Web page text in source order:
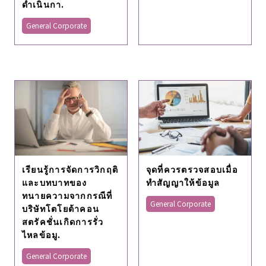
ดำเนินกา.
General Corporate
เรียนรู้การจัดการวิกฤติ
และบทบาทของ
ทนายความจากกรณีที่
บริษัทโตโยต้าคอน
สตรัคชั่นเกิดการรั่ว
ไหลข้อมู.
General Corporate
จุดที่ควรตรวจสอบเมื่อ
ทำสัญญาให้ข้อมูล
General Corporate